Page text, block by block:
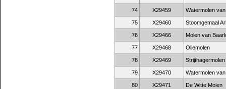
74 X29459 Watermolen
75 X29460 Stoomgemaal
76 X29466 Molen van
77 X29468 Oliemolen
78 X29469 Strijthagermolen
79 X29470 Watermolen
80 X29471 De Witte Molen